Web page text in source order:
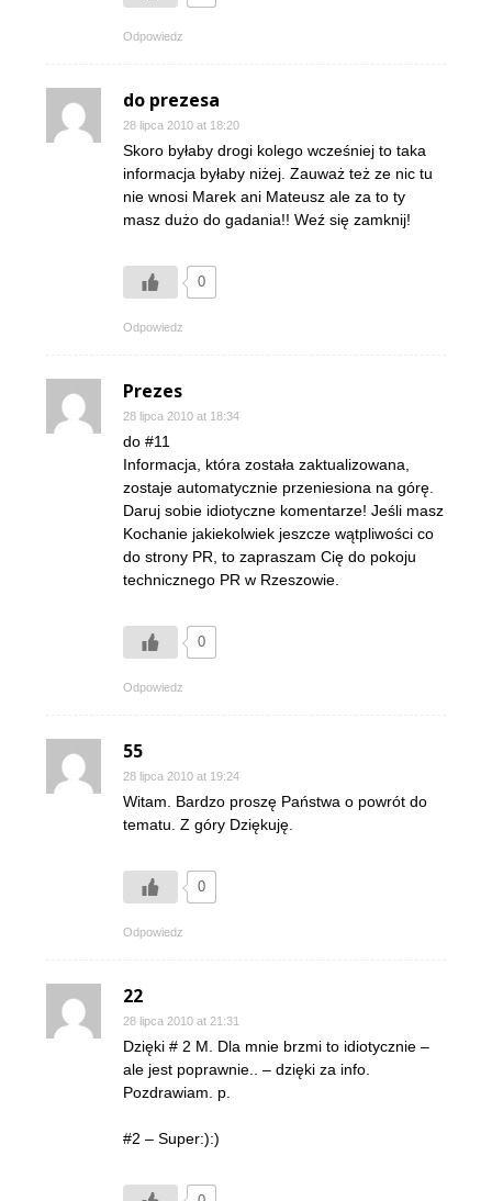
Odpowiedz
do prezesa
28 lipca 2010 at 18:20
Skoro byłaby drogi kolego wcześniej to taka
informacja byłaby niżej. Zauważ też ze nic tu
nie wnosi Marek ani Mateusz ale za to ty
masz dużo do gadania!! Weź się zamknij!
0
Odpowiedz
Prezes
28 lipca 2010 at 18:34
do #11
Informacja, która została zaktualizowana,
zostaje automatycznie przeniesiona na górę.
Daruj sobie idiotyczne komentarze! Jeśli masz
Kochanie jakiekolwiek jeszcze wątpliwości co
do strony PR, to zapraszam Cię do pokoju
technicznego PR w Rzeszowie.
0
Odpowiedz
55
28 lipca 2010 at 19:24
Witam. Bardzo proszę Państwa o powrót do
tematu. Z góry Dziękuję.
0
Odpowiedz
22
28 lipca 2010 at 21:31
Dzięki # 2 M. Dla mnie brzmi to idiotycznie –
ale jest poprawnie.. – dzięki za info.
Pozdrawiam. p.
#2 – Super:):)